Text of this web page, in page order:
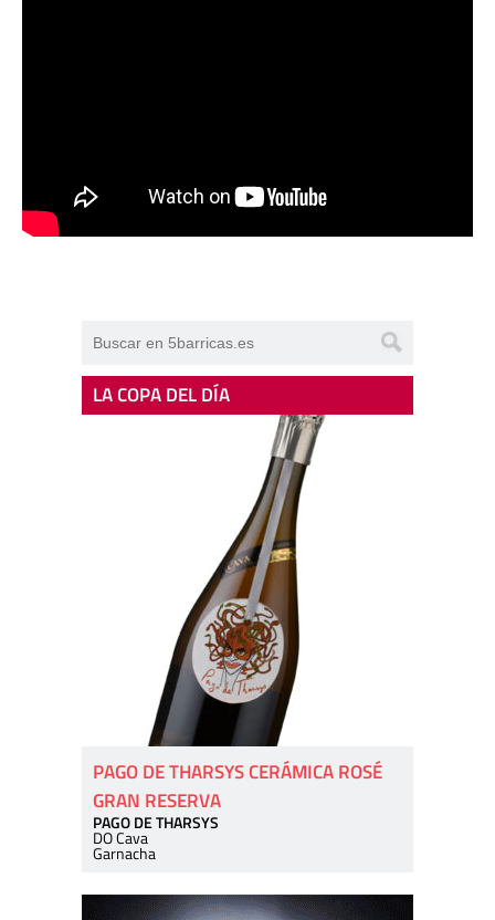
LA COPA DEL DÍA
PAGO DE THARSYS CERÁMICA ROSÉ
GRAN RESERVA
PAGO DE THARSYS
DO Cava
Garnacha